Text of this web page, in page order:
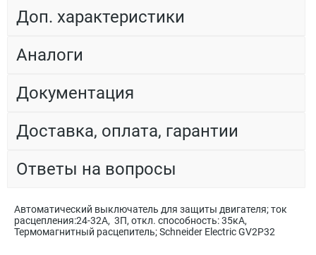
Доп. характеристики
Аналоги
Документация
Доставка, оплата, гарантии
Ответы на вопросы
Автоматический выключатель для защиты двигателя; ток
расцепления:24-32А, 3П, откл. способность: 35кА,
Термомагнитный расцепитель; Schneider Electric GV2P32